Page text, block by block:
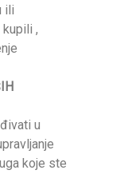
ili
,
​​u
koje ste